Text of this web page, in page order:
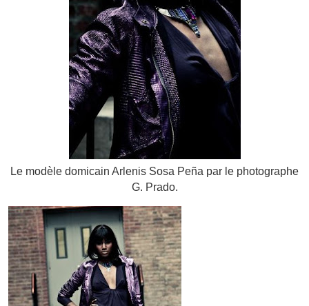
Le modèle domicain Arlenis Sosa Peña par le photographe
G. Prado.